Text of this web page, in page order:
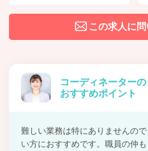
この求人に
コーディネーターの
おすすめポイント
難しい業務は特にありませんの
い方におすすめです。職員の仲